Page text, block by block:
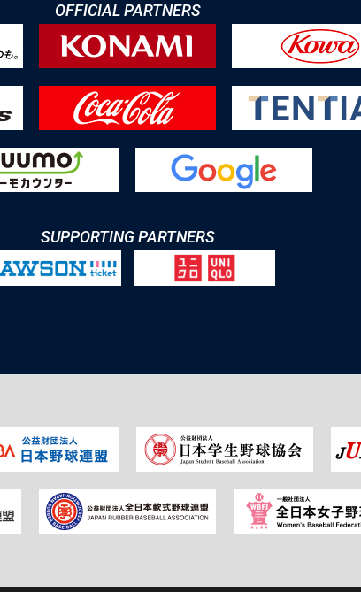
OFFICIAL PARTNERS
SUPPORTING PARTNERS